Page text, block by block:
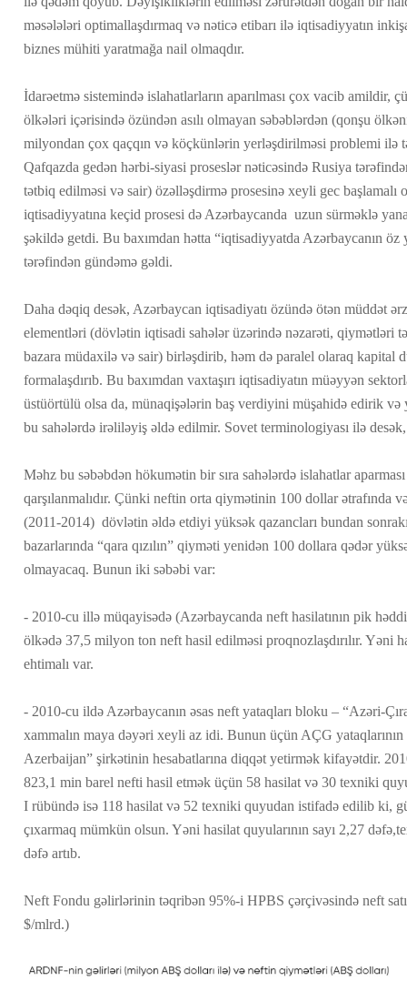
məsələləri optimallaşdırmaq və nəticə etibarı ilə iqtisadiyyatın
biznes mühiti yaratmağa nail olmaqdır.
İdarəetmə sistemində islahatlarların aparılması çox vacib amildir,
ölkələri içərisində özündən asılı olmayan səbəblərdən (qonşu
milyondan çox qaçqın və köçkünlərin yerləşdirilməsi problemi ilə
Qafqazda gedən hərbi-siyasi proseslər nəticəsində Rusiya
tətbiq edilməsi və sair) özəlləşdirmə prosesinə xeyli gec başlamalı
iqtisadiyyatına keçid prosesi də Azərbaycanda uzun sürməklə
şəkildə getdi. Bu baxımdan hətta “iqtisadiyyatda Azərbaycanın
tərəfindən gündəmə gəldi.
Daha dəqiq desək, Azərbaycan iqtisadiyatı özündə ötən müddət
elementləri (dövlətin iqtisadi sahələr üzərində nəzarəti, qiymətləri
bazara müdaxilə və sair) birləşdirib, həm də paralel olaraq kapital
formalaşdırıb. Bu baxımdan vaxtaşırı iqtisadiyatın müəyyən
üstüörtülü olsa da, münaqişələrin baş verdiyini müşahidə edirik və
bu sahələrdə irəliləyiş əldə edilmir. Sovet terminologiyası ilə
Məhz bu səbəbdən hökumətin bir sıra sahələrdə islahatlar
qarşılanmalıdır. Çünki neftin orta qiymətinin 100 dollar ətrafında
(2011-2014) dövlətin əldə etdiyi yüksək qazancları bundan
bazarlarında “qara qızılın” qiyməti yenidən 100 dollara qədər
olmayacaq. Bunun iki səbəbi var:
- 2010-cu illə müqayisədə (Azərbaycanda neft hasilatının pik
ölkədə 37,5 milyon ton neft hasil edilməsi proqnozlaşdırılır. Yəni
ehtimalı var.
- 2010-cu ildə Azərbaycanın əsas neft yataqları bloku – “Azəri-
xammalın maya dəyəri xeyli az idi. Bunun üçün AÇG
Azerbaijan” şirkətinin hesabatlarına diqqət yetirmək kifayətdir.
823,1 min barel nefti hasil etmək üçün 58 hasilat və 30 texniki
I rübündə isə 118 hasilat və 52 texniki quyudan istifadə edilib ki,
çıxarmaq mümkün olsun. Yəni hasilat quyularının sayı 2,27
dəfə artıb.
Neft Fondu gəlirlərinin təqribən 95%-i HPBS çərçivəsində neft
$/mlrd.)